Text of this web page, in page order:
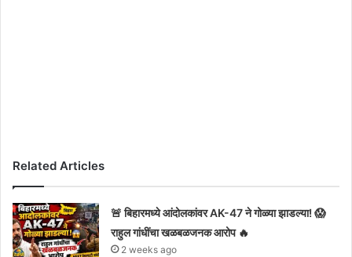
Related Articles
🚨 बिहारमध्ये आंदोलकांवर AK-47 ने गोळ्या झाडल्या! 😱
राहुल गांधींचा खळबळजनक आरोप 🔥
2 weeks ago